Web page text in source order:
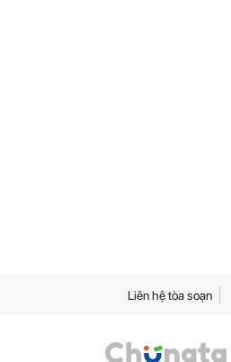
Liên hệ tòa soạn